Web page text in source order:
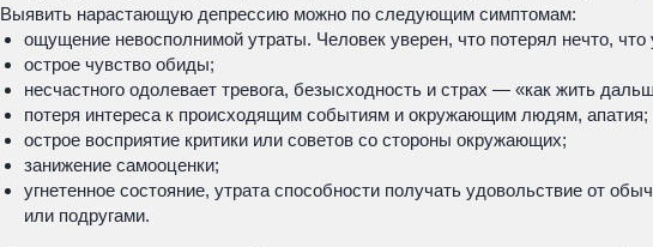
Выявить нарастающую депрессию можно по следующим симптомам:
ощущение невосполнимой утраты. Человек уверен, что потерял нечто,
острое чувство обиды;
несчастного одолевает тревога, безысходность и страх — «как жить
потеря интереса к происходящим событиям и окружающим людям, апатия;
острое восприятие критики или советов со стороны окружающих;
занижение самооценки;
угнетенное состояние, утрата способности получать удовольствие от
или подругами.